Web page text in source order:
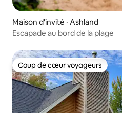
Maison d'invité · Ashland
Escapade au bord de la plage
Coup de cœur voyageurs
Coup de cœur voyageurs